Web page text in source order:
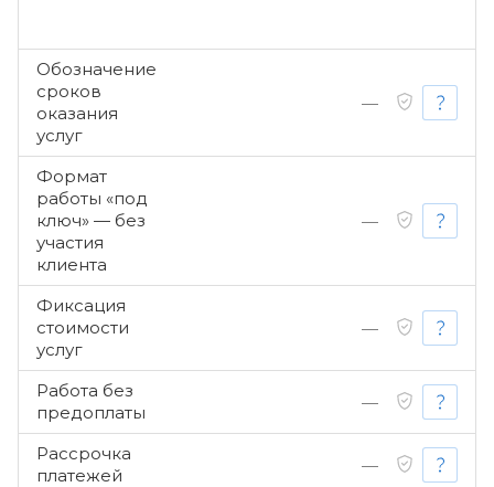
Обозначение
сроков
оказания
услуг
—
Формат
работы «под
ключ» — без
участия
клиента
—
Фиксация
стоимости
услуг
—
Работа без
предоплаты
—
Рассрочка
платежей
—